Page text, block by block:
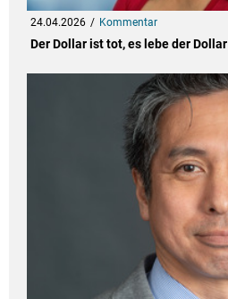
24.04.2026 Kommentar
Der Dollar ist tot, es lebe der Dollar